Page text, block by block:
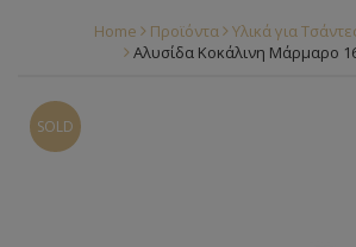
Home Προϊόντα Υλικά για
Αλυσίδα Κοκάλινη Μάρμαρο
SOLD